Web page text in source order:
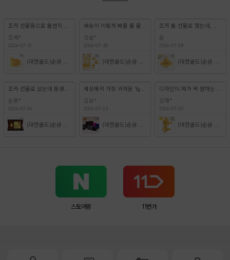
조혜*
2026-07-31
강슬*
2026-07-30
윤
2026-07-28
손용*
2026-07-26
김보*
2026-07-23
김재*
2026-07-20
스토어팜 11번가